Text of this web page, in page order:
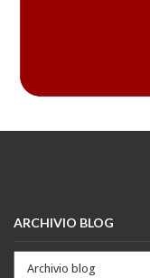
ARCHIVIO BLOG